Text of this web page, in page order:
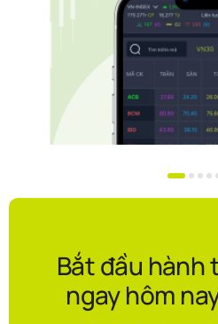
Bắt đầu hành
ngay hôm